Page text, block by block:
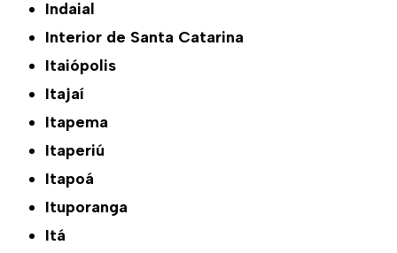
Indaial
Interior de Santa Catarina
Itaiópolis
Itajaí
Itapema
Itaperiú
Itapoá
Ituporanga
Itá